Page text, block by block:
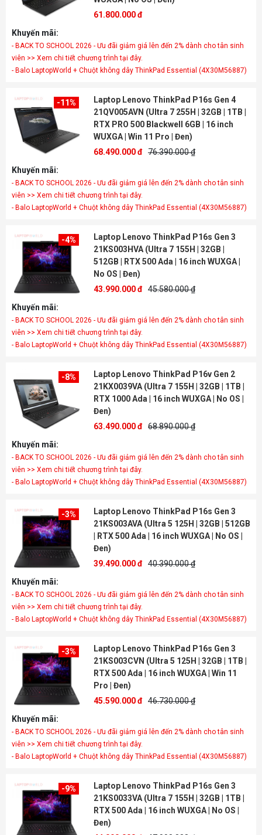
61.800.000 đ
Khuyến mãi:
- BACK TO SCHOOL 2026 - Ưu đãi giảm giá lên đến 2% dành cho tân sinh
viên >> Xem chi tiết chương trình tại đây.
- Balo LaptopWorld + Chuột không dây ThinkPad Essential (4X30M56887)
-11%
Laptop Lenovo ThinkPad P16s Gen 4
21QV005AVN (Ultra 7 255H | 32GB | 1TB |
RTX PRO 500 Blackwell 6GB | 16 inch
WUXGA | Win 11 Pro | Đen)
68.490.000 đ 76.390.000 ₫
Khuyến mãi:
- BACK TO SCHOOL 2026 - Ưu đãi giảm giá lên đến 2% dành cho tân sinh
viên >> Xem chi tiết chương trình tại đây.
- Balo LaptopWorld + Chuột không dây ThinkPad Essential (4X30M56887)
-4%
Laptop Lenovo ThinkPad P16s Gen 3
21KS003HVA (Ultra 7 155H | 32GB |
512GB | RTX 500 Ada | 16 inch WUXGA |
No OS | Đen)
43.990.000 đ 45.580.000 ₫
Khuyến mãi:
- BACK TO SCHOOL 2026 - Ưu đãi giảm giá lên đến 2% dành cho tân sinh
viên >> Xem chi tiết chương trình tại đây.
- Balo LaptopWorld + Chuột không dây ThinkPad Essential (4X30M56887)
-8%
Laptop Lenovo ThinkPad P16v Gen 2
21KX0039VA (Ultra 7 155H | 32GB | 1TB |
RTX 1000 Ada | 16 inch WUXGA | No OS |
Đen)
63.490.000 đ 68.890.000 ₫
Khuyến mãi:
- BACK TO SCHOOL 2026 - Ưu đãi giảm giá lên đến 2% dành cho tân sinh
viên >> Xem chi tiết chương trình tại đây.
- Balo LaptopWorld + Chuột không dây ThinkPad Essential (4X30M56887)
-3%
Laptop Lenovo ThinkPad P16s Gen 3
21KS003AVA (Ultra 5 125H | 32GB | 512GB
| RTX 500 Ada | 16 inch WUXGA | No OS |
Đen)
39.490.000 đ 40.390.000 ₫
Khuyến mãi:
- BACK TO SCHOOL 2026 - Ưu đãi giảm giá lên đến 2% dành cho tân sinh
viên >> Xem chi tiết chương trình tại đây.
- Balo LaptopWorld + Chuột không dây ThinkPad Essential (4X30M56887)
-3%
Laptop Lenovo ThinkPad P16s Gen 3
21KS003CVN (Ultra 5 125H | 32GB | 1TB |
RTX 500 Ada | 16 inch WUXGA | Win 11
Pro | Đen)
45.590.000 đ 46.730.000 ₫
Khuyến mãi:
- BACK TO SCHOOL 2026 - Ưu đãi giảm giá lên đến 2% dành cho tân sinh
viên >> Xem chi tiết chương trình tại đây.
- Balo LaptopWorld + Chuột không dây ThinkPad Essential (4X30M56887)
-9%
Laptop Lenovo ThinkPad P16s Gen 3
21KS0033VA (Ultra 7 155H | 32GB | 1TB |
RTX 500 Ada | 16 inch WUXGA | No OS |
Đen)